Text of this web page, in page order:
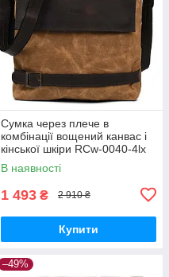
Сумка через плече в
комбінації вощений канвас і
кінської шкіри RCw-0040-4lx
TARWA
В наявності
1 493 ₴ 2 910 ₴
Купити
–49%